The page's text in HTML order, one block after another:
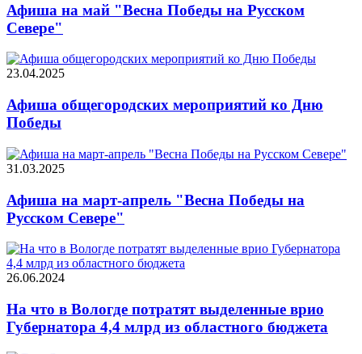
Афиша на май "Весна Победы на Русском
Севере"
23.04.2025
Афиша общегородских мероприятий ко Дню
Победы
31.03.2025
Афиша на март-апрель "Весна Победы на
Русском Севере"
26.06.2024
На что в Вологде потратят выделенные врио
Губернатора 4,4 млрд из областного бюджета